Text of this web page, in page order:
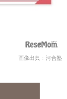
画像出典：河合塾